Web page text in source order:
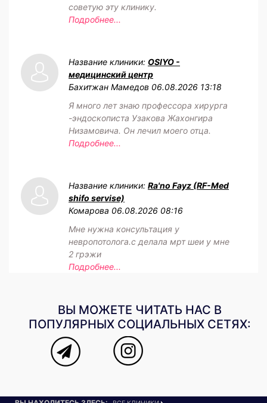
советую эту клинику.
Подробнее...
Название клиники: OSIYO -
медицинский центр
Бахитжан Мамедов 06.08.2026 13:18
Я много лет знаю профессора хирурга
-эндоскописта Узакова Жахонгира
Низамовича. Он лечил моего отца.
Подробнее...
Название клиники: Ra'no Fayz (RF-Med
shifo servise)
Комарова 06.08.2026 08:16
Мне нужна консультация у
невропотолога.с делала мрт шеи у мне
2 грэжи
Подробнее...
ВЫ МОЖЕТЕ ЧИТАТЬ НАС В
ПОПУЛЯРНЫХ СОЦИАЛЬНЫХ СЕТЯХ: